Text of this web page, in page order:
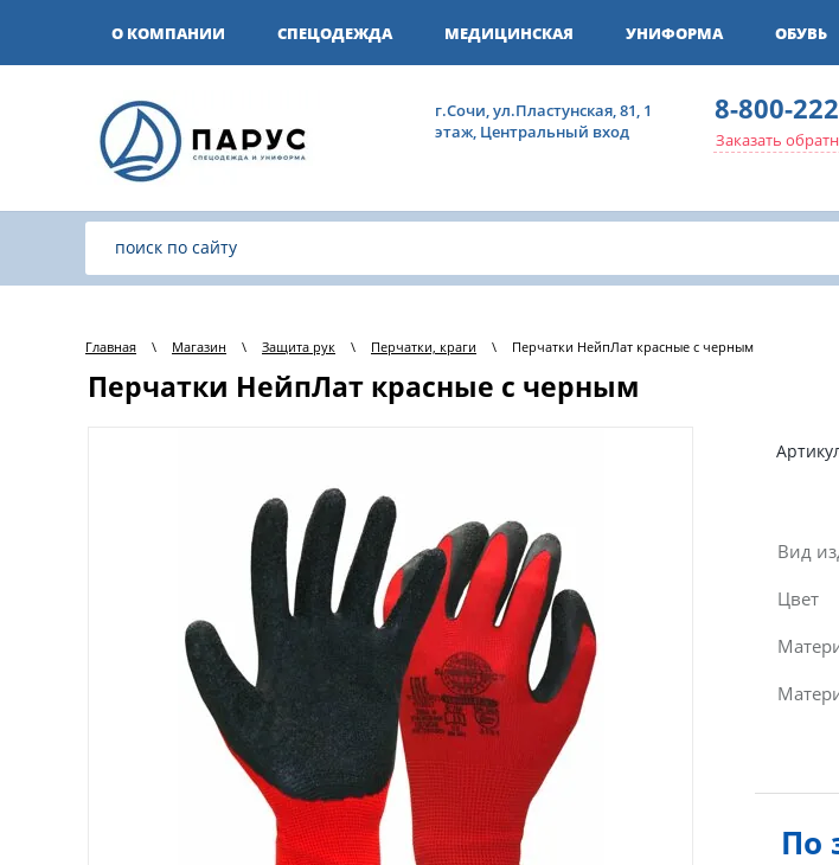
О КОМПАНИИ СПЕЦОДЕЖДА МЕДИЦИНСКАЯ УНИФОРМА ОБУВЬ
г.Сочи, ул.Пластунская, 81, 1
этаж, Центральный вход
8-800-
Заказать
Главная \ Магазин \ Защита рук \ Перчатки, краги \ Перчатки НейпЛат красные с черным
Перчатки НейпЛат красные с черным
Вид
Цвет
По